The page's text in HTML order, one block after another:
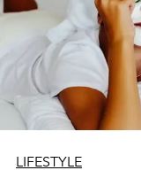
LIFESTYLE